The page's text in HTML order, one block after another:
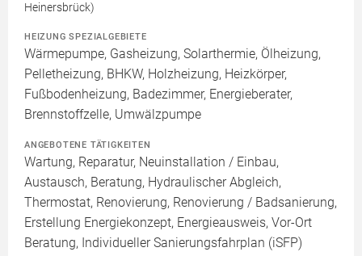
Heinersbrück)
HEIZUNG SPEZIALGEBIETE
Wärmepumpe, Gasheizung, Solarthermie, Ölheizung,
Pelletheizung, BHKW, Holzheizung, Heizkörper,
Fußbodenheizung, Badezimmer, Energieberater,
Brennstoffzelle, Umwälzpumpe
ANGEBOTENE TÄTIGKEITEN
Wartung, Reparatur, Neuinstallation / Einbau,
Austausch, Beratung, Hydraulischer Abgleich,
Thermostat, Renovierung, Renovierung / Badsanierung,
Erstellung Energiekonzept, Energieausweis, Vor-Ort
Beratung, Individueller Sanierungsfahrplan (iSFP)